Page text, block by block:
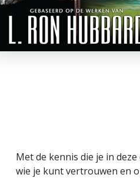
Met de kennis die je in
wie je kunt vertrouwen en